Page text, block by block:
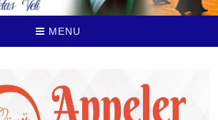
MENU